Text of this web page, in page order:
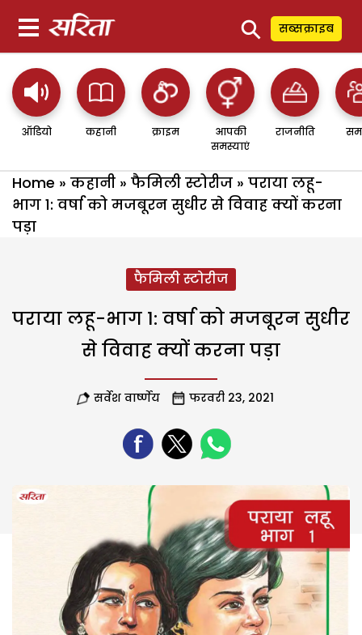
⚲ सब्सक्राइब
ऑडियो कहानी क्राइम
आपकी
समस्याएं
राजनीति
Home » कहानी » फैमिली स्टोरीज » पराया लहू-
भाग 1: वर्षा को मजबूरन सुधीर से विवाह क्यों करना
पड़ा
फैमिली स्टोरीज
पराया लहू-भाग 1: वर्षा को मजबूरन सुधीर
से विवाह क्यों करना पड़ा
सर्वेश वार्ष्णेय फरवरी 23, 2021